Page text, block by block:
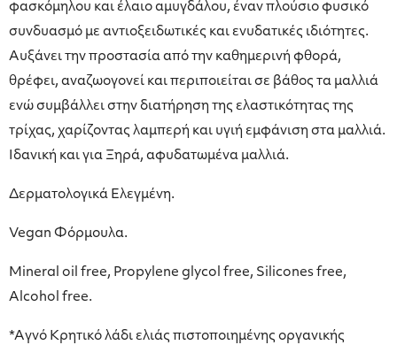
φασκόμηλου και έλαιο αμυγδάλου, έναν πλούσιο φυσικό
συνδυασμό με αντιοξειδωτικές και ενυδατικές ιδιότητες.
Αυξάνει την προστασία από την καθημερινή φθορά,
θρέφει, αναζωογονεί και περιποιείται σε βάθος τα μαλλιά
ενώ συμβάλλει στην διατήρηση της ελαστικότητας της
τρίχας, χαρίζοντας λαμπερή και υγιή εμφάνιση στα μαλλιά.
Ιδανική και για Ξηρά, αφυδατωμένα μαλλιά.
Δερματολογικά Ελεγμένη.
Vegan Φόρμουλα.
Mineral oil free, Propylene glycol free, Silicones free,
Alcohol free.
*Aγνό Κρητικό λάδι ελιάς πιστοποιημένης οργανικής